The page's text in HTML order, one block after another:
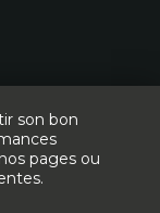
- 2026
son bon
pages ou